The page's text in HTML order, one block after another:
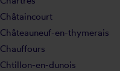
Châtaincourt
Châteauneuf-en-thymerais
Chauffours
Chtillon-en-dunois